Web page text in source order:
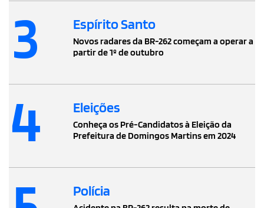
3 Espírito Santo
Novos radares da BR-262 começam a operar a
partir de 1º de outubro
4 Eleições
Conheça os Pré-Candidatos à Eleição da
Prefeitura de Domingos Martins em 2024
Polícia